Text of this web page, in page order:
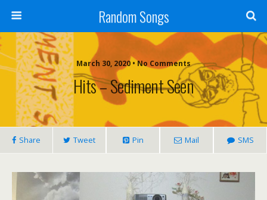
Random Songs
March 30, 2020 • No Comments
Hits – Sediment Seen
Share Tweet Pin Mail SMS